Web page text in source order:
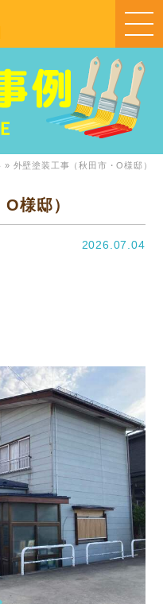
» 外壁塗装工事（秋田市・O様邸）
様邸）
2026.07.04